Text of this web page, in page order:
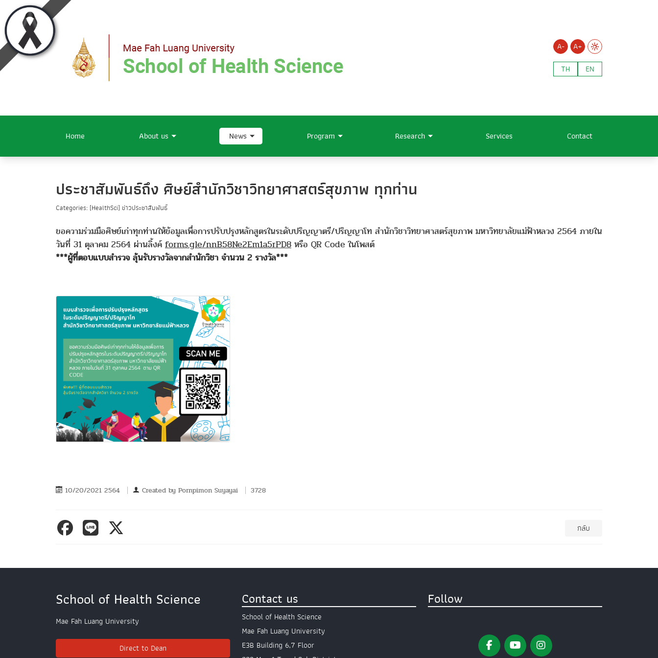
A-
A+
TH
EN
Home About us News Program Research Services Contact
ประชาสัมพันธ์ถึง ศิษย์สำนักวิชาวิทยาศาสตร์สุขภาพ ทุกท่าน
Categories: [HealthSci] ข่าวประชาสัมพันธ์
ขอความร่วมมือศิษย์เก่าทุกท่านให้ข้อมูลเพื่อการปรับปรุงหลักสูตรในระดับปริญญาตรี/ปริญญาโท สำนักวิชาวิทยาศาสตร์สุขภาพ มหาวิทยาลัยแม่ฟ้าหลวง 2564 ภายใน
วันที่ 31 ตุลาคม 2564 ผ่านลิ้งค์ forms.gle/nnB58Ne2Em1a5rPD8 หรือ QR Code ในโพสต์
***ผู้ที่ตอบแบบสำรวจ ลุ้นรับรางวัลจากสำนักวิชา จำนวน 2 รางวัล***
10/20/2021 2564 Created by Pornpimon Suyayai 3728
กลับ
School of Health Science
Mae Fah Luang University
Direct to Dean
Contact us
School of Health Science
Mae Fah Luang University
E3B Building 6,7 Floor
Follow